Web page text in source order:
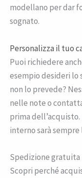
modellano per dar
sognato.
Personalizza il tuo
Puoi richiedere
esempio desideri lo
non lo prevede?
nelle note o
prima
interno sarà
Spedizione gratuita
Scopri perché